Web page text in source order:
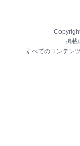
掲載
すべてのコンテン